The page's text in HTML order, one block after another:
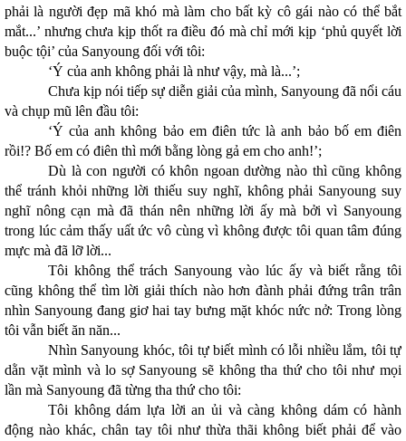
phải là người đẹp mã khó mà làm cho bất kỳ cô gái nào có thể bắt
mắt...’ nhưng chưa kịp thốt ra điều đó mà chỉ mới kịp ‘phủ quyết lời
buộc tội’ của Sanyoung đối với tôi:
‘Ý của anh không phải là như vậy, mà là...’;
Chưa kịp nói tiếp sự diễn giải của mình, Sanyoung đã nổi cáu
và chụp mũ lên đầu tôi:
‘Ý của anh không bảo em điên tức là anh bảo bố em điên
rồi!? Bố em có điên thì mới bằng lòng gả em cho anh!’;
Dù là con người có khôn ngoan dường nào thì cũng không
thể tránh khỏi những lời thiếu suy nghĩ, không phải Sanyoung suy
nghĩ nông cạn mà đã thán nên những lời ấy mà bởi vì Sanyoung
trong lúc cảm thấy uất ức vô cùng vì không được tôi quan tâm đúng
mực mà đã lỡ lời...
Tôi không thể trách Sanyoung vào lúc ấy và biết rằng tôi
cũng không thể tìm lời giải thích nào hơn đành phải đứng trân trân
nhìn Sanyoung đang giơ hai tay bưng mặt khóc nức nở: Trong lòng
tôi vẫn biết ăn năn...
Nhìn Sanyoung khóc, tôi tự biết mình có lỗi nhiều lắm, tôi tự
dằn vặt mình và lo sợ Sanyoung sẽ không tha thứ cho tôi như mọi
lần mà Sanyoung đã từng tha thứ cho tôi:
Tôi không dám lựa lời an ủi và càng không dám có hành
động nào khác, chân tay tôi như thừa thãi không biết phải để vào